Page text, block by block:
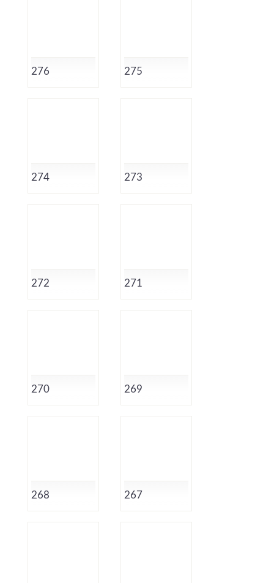
276 275
274 273
272 271
270 269
268 267